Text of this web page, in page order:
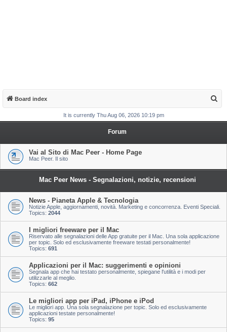
Board index
a
It is currently Thu Aug 06, 2026 10:19 pm
Forum
Vai al Sito di Mac Peer - Home Page
Mac Peer. Il sito
Mac Peer News - Segnalazioni, notizie, recensioni
News - Pianeta Apple & Tecnologia
Notizie Apple, aggiornamenti, novità. Marketing e concorrenza. Eventi Speciali.
Topics: 2044
I migliori freeware per il Mac
Riservato alle segnalazioni delle App gratuite per il Mac. Una sola applicazione
per topic. Solo ed esclusivamente freeware testati personalmente!
Topics: 691
Applicazioni per il Mac: suggerimenti e opinioni
Segnala app che hai testato personalmente, spiegane l'utilità e i modi per
utilizzarle al meglio.
Topics: 662
Le migliori app per iPad, iPhone e iPod
Le migliori app. Una sola segnalazione per topic. Solo ed esclusivamente
applicazioni testate personalmente!
Topics: 95